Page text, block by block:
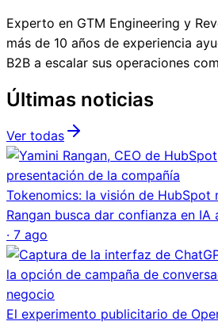
Experto en GTM Engineering y
más de 10 años de experiencia
B2B a escalar sus operaciones
Últimas noticias
Ver todas
Tokenomics: la visión de HubSpot
Rangan busca dar confianza en IA
· 7 ago
El experimento publicitario de